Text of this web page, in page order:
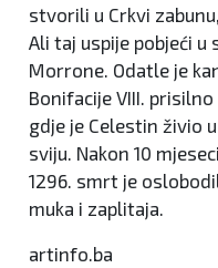
stvorili u Crkvi
Ali taj uspije pobjeći u
Morrone. Odatle je
Bonifacije VIII.
gdje je Celestin živio
sviju. Nakon 10
1296. smrt je
muka i zaplitaja.
artinfo.ba